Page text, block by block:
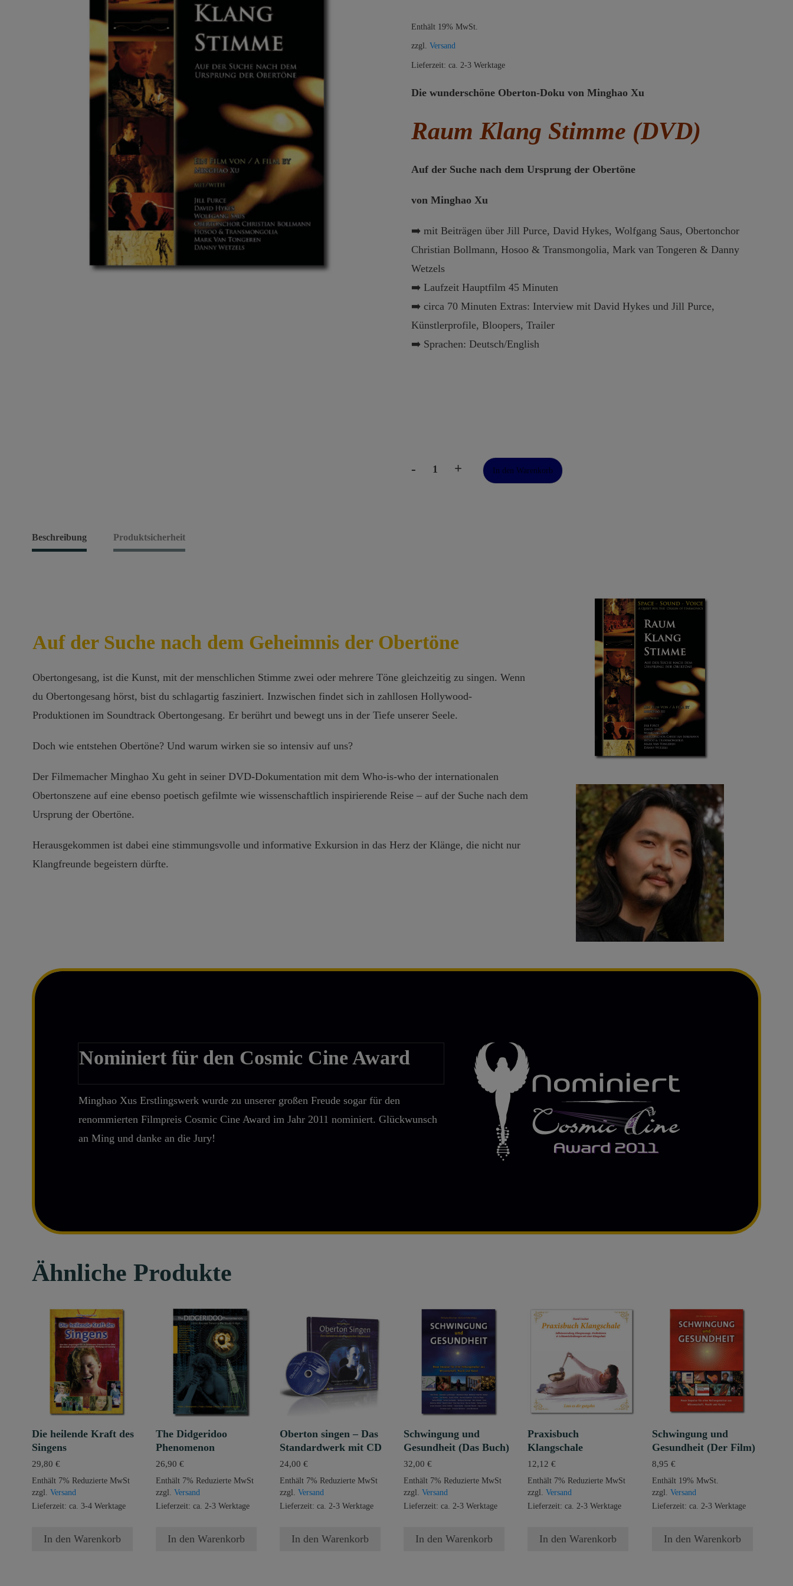
Enthält 19% MwSt.
zzgl. Versand
Lieferzeit: ca. 2-3 Werktage
Die wunderschöne Oberton-Doku von Minghao Xu
Raum Klang Stimme (DVD)
Auf der Suche nach dem Ursprung der Obertöne
von Minghao Xu
➡️ mit Beiträgen über Jill Purce, David Hykes, Wolfgang Saus, Obertonchor
Christian Bollmann, Hosoo & Transmongolia, Mark van Tongeren & Danny
Wetzels
➡️ Laufzeit Hauptfilm 45 Minuten
➡️ circa 70 Minuten Extras: Interview mit David Hykes und Jill Purce,
Künstlerprofile, Bloopers, Trailer
➡️ Sprachen: Deutsch/English
- + In den Warenkorb
Beschreibung Produktsicherheit
Auf der Suche nach dem Geheimnis der Obertöne
Obertongesang, ist die Kunst, mit der menschlichen Stimme zwei oder mehrere Töne gleichzeitig zu singen. Wenn
du Obertongesang hörst, bist du schlagartig fasziniert. Inzwischen findet sich in zahllosen Hollywood-
Produktionen im Soundtrack Obertongesang. Er berührt und bewegt uns in der Tiefe unserer Seele.
Doch wie entstehen Obertöne? Und warum wirken sie so intensiv auf uns?
Der Filmemacher Minghao Xu geht in seiner DVD-Dokumentation mit dem Who-is-who der internationalen
Obertonszene auf eine ebenso poetisch gefilmte wie wissenschaftlich inspirierende Reise – auf der Suche nach dem
Ursprung der Obertöne.
Herausgekommen ist dabei eine stimmungsvolle und informative Exkursion in das Herz der Klänge, die nicht nur
Klangfreunde begeistern dürfte.
Nominiert für den Cosmic Cine Award
Minghao Xus Erstlingswerk wurde zu unserer großen Freude sogar für den
renommierten Filmpreis Cosmic Cine Award im Jahr 2011 nominiert. Glückwunsch
an Ming und danke an die Jury!
Ähnliche Produkte
Die heilende Kraft des
Singens
29,80 €
Enthält 7% Reduzierte MwSt
zzgl. Versand
Lieferzeit: ca. 3-4 Werktage
In den Warenkorb
The Didgeridoo
Phenomenon
26,90€
Enthält 7% Reduzierte MwSt
zzgl.Versand
Lieferzeit: ca. 2-3 Werktage
In den Warenkorb
Oberton singen – Das
Standardwerk mit CD
24,00€
Enthält 7% Reduzierte MwSt
zzgl.Versand
Lieferzeit: ca. 2-3 Werktage
In den Warenkorb
Schwingung und
Gesundheit (Das Buch)
32,00€
Enthält 7% Reduzierte MwSt
zzgl.Versand
Lieferzeit: ca. 2-3 Werktage
In den Warenkorb
Praxisbuch
Klangschale
12,12€
Enthält 7% Reduzierte MwSt
zzgl.Versand
Lieferzeit: ca. 2-3 Werktage
In den Warenkorb
Schwingung und
Gesundheit (Der Film)
8,95 €
Enthält 19% MwSt.
zzgl. Versand
Lieferzeit: ca. 2-3 Werktage
In den Warenkorb